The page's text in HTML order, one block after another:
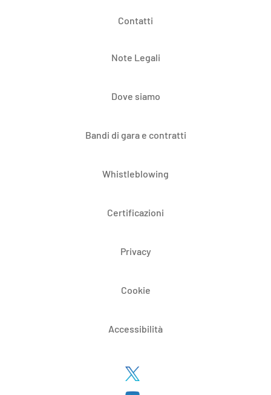
Contatti
Note Legali
Dove siamo
Bandi di gara e contratti
Whistleblowing
Certificazioni
Privacy
Cookie
Accessibilità